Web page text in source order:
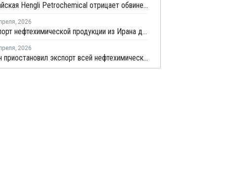
Китайская Hengli Petrochemical отрицает обвинения в торговых сделках с Ираном
, 2026
Экспорт нефтехимической продукции из Ирана достиг 150,6 млрд долларов
, 2026
Иран приостановил экспорт всей нефтехимической продукции